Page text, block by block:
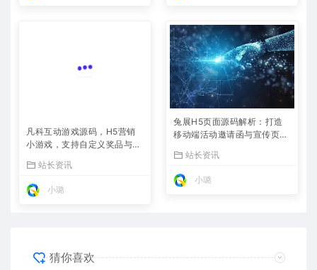
凡科互动游戏源码，H5营销
小游戏，支持自定义奖品与分
站长资讯
小璐
兔展H5页面源码解析：打造
移动端活动邀请函与宣传页的
站长资讯
小璐
猜你喜欢